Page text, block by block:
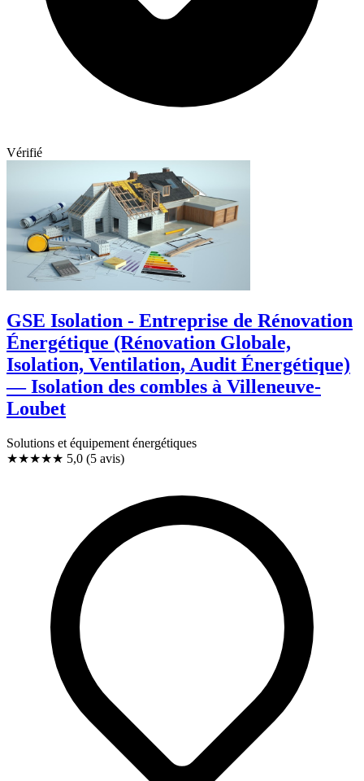
Vérifié
GSE Isolation - Entreprise de Rénovation
Énergétique (Rénovation Globale,
Isolation, Ventilation, Audit Énergétique)
— Isolation des combles à Villeneuve-
Loubet
Solutions et équipement énergétiques
★★★★★ 5,0 (5 avis)